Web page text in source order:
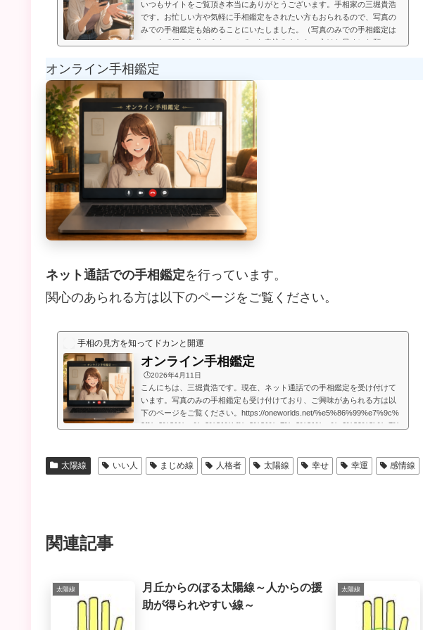
いつもサイトをご覧頂き本当にありがとうございます。手相家の三堀貴浩
です。お忙しい方や気軽に手相鑑定をされたい方もおられるので、写真の
みでの手相鑑定も始めることにいたしました。（写真のみでの手相鑑定は
いつまで行うか分からないので、お申込みされたい方はお早めにお願いい
メールにてお届けいたします。写真のみでの手相鑑定では決まった料金と
言うものは無く、お好きな金額を鑑定後にお支払い頂く形にします。（こ
のページの下部に、振込先が記載され...
オンライン手相鑑定
ネット通話での手相鑑定を行っています。
関心のあられる方は以下のページをご覧ください。
手相の見方を知ってドカンと開運
オンライン手相鑑定
🕒️2026年4月11日
こんにちは、三堀貴浩です。現在、ネット通話での手相鑑定を受け付けて
います。写真のみの手相鑑定も受け付けており、ご興味があられる方は以
下のページをご覧ください。https://oneworlds.net/%e5%86%99%e7%9c%
9f%e3%81%ae%e3%81%bf%e3%81%a7%e3%81%ae%e6%89%8b%e7%
います。私自身、霊的存在から手相の知識や人生を取り巻く法則を教えて
もらったときに、人生で起こることには、想像していたよりもず...
太陽線 いい人 まじめ線 人格者 太陽線 幸せ 幸運 感情線
関連記事
太陽線
月丘からのぼる太陽線～人からの援
助が得られやすい線～
太陽線